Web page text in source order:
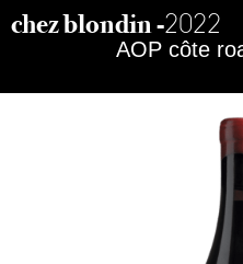
chez blondin -2022
AOP côte